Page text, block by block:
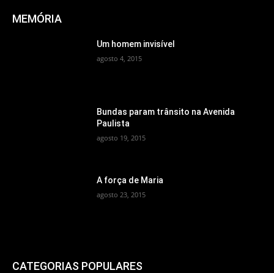
MEMÓRIA
Um homem invisível
agosto 4, 2015
Bundas param trânsito na Avenida
Paulista
agosto 19, 2015
A força de Maria
agosto 23, 2015
CATEGORIAS POPULARES